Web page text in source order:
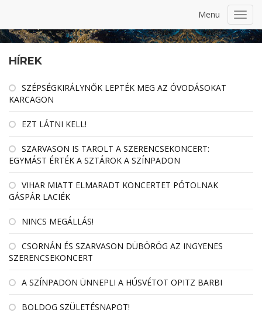
Menu
HÍREK
SZÉPSÉGKIRÁLYNŐK LEPTÉK MEG AZ ÓVODÁSOKAT
KARCAGON
EZT LÁTNI KELL!
SZARVASON IS TAROLT A SZERENCSEKONCERT:
EGYMÁST ÉRTÉK A SZTÁROK A SZÍNPADON
VIHAR MIATT ELMARADT KONCERTET PÓTOLNAK
GÁSPÁR LACIÉK
NINCS MEGÁLLÁS!
CSORNÁN ÉS SZARVASON DÜBÖRÖG AZ INGYENES
SZERENCSEKONCERT
A SZÍNPADON ÜNNEPLI A HÚSVÉTOT OPITZ BARBI
BOLDOG SZÜLETÉSNAPOT!